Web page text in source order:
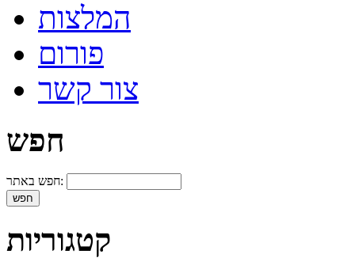
המלצות
פורום
צור קשר
חפש
חפש באתר:
קטגוריות